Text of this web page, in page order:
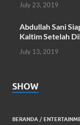
July 23, 2019
Abdullah Sani
Kaltim Setelah
July 13, 2019
SHOW
BERANDA /